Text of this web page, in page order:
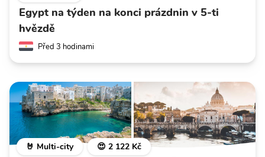
Egypt na týden na konci prázdnin v 5-ti
hvězdě
Před 3 hodinami
🤘 Multi-city 😍 2 122 Kč